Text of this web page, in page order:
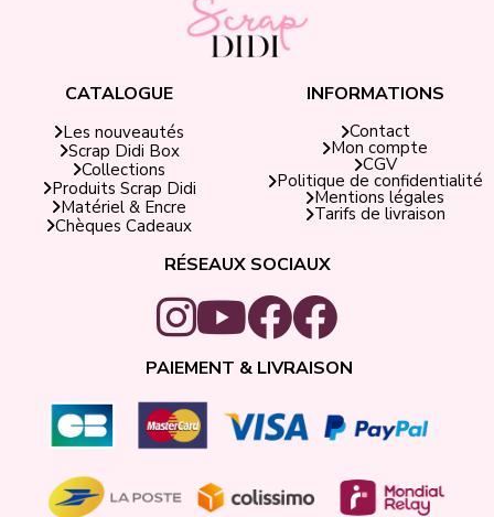
CATALOGUE
Les nouveautés
Scrap Didi Box
Collections
Produits Scrap Didi
Matériel & Encre
Chèques Cadeaux
INFORMATIONS
Contact
Mon compte
CGV
Politique de confidentialité
Mentions légales
Tarifs de livraison
RÉSEAUX SOCIAUX
PAIEMENT & LIVRAISON